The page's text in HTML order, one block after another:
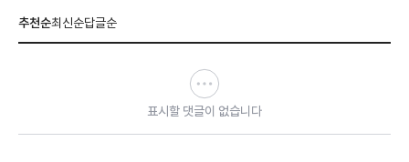
추천순최신순답글순
표시할 댓글이 없습니다